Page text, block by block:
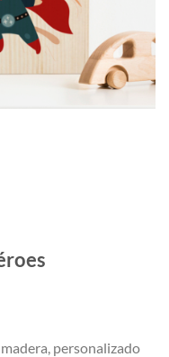
personalizado